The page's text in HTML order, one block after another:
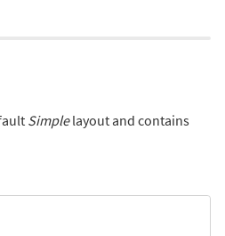
Simplelayout and contains